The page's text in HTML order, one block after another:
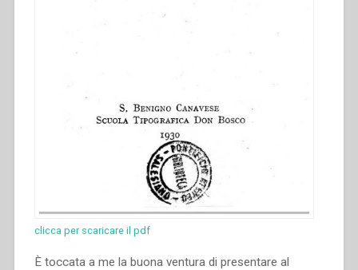
clicca per scaricare il pdf
È toccata a me la buona ventura di presentare al